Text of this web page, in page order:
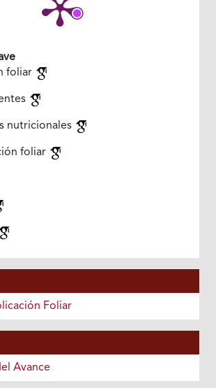
foliar
nutricionales
foliar
Foliar
Avance